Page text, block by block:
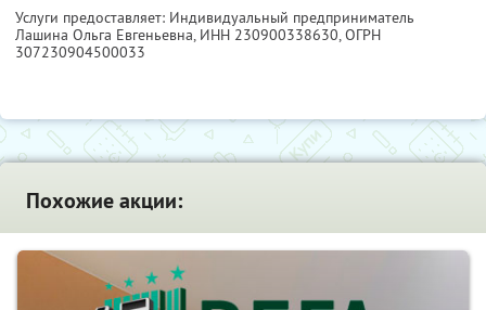
Услуги предоставляет: Индивидуальный предприниматель
Лашина Ольга Евгеньевна, ИНН 230900338630, ОГРН
307230904500033
Похожие акции: